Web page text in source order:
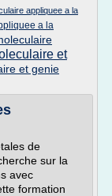
appliquee a la
a la
et
et genie
de
sur la
avec
formation